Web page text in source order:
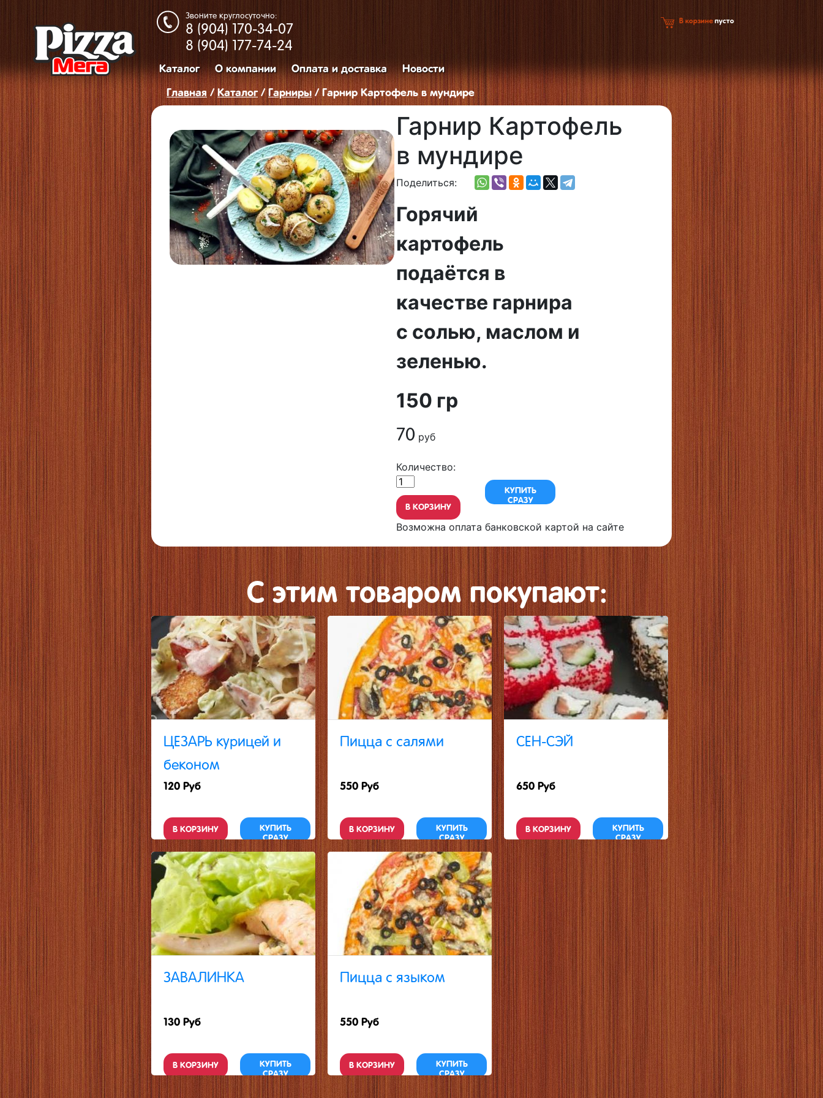
Звоните круглосуточно:
8 (904) 170-34-07
8 (904) 177-74-24
В корзинепусто
Каталог О компании Оплата и доставка Новости
Главная /Каталог/Гарниры / Гарнир Картофель в мундире
Гарнир Картофель
в мундире
Поделиться:
Горячий
картофель
подаётся в
качестве гарнира
с солью, маслом и
зеленью.
150 гр
70 руб
Количество:
В КОРЗИНУ
КУПИТЬ
СРАЗУ
Возможна оплата банковской картой на сайте
C этим товаром покупают:
ЦЕЗАРЬ курицей и
беконом
120 Руб
В КОРЗИНУ
КУПИТЬ
СРАЗУ
Пицца с салями
550 Руб
В КОРЗИНУ
КУПИТЬ
СРАЗУ
СЕН-СЭЙ
650 Руб
В КОРЗИНУ
КУПИТЬ
СРАЗУ
ЗАВАЛИНКА
130 Руб
В КОРЗИНУ
КУПИТЬ
СРАЗУ
Пицца с языком
550 Руб
В КОРЗИНУ
КУПИТЬ
СРАЗУ